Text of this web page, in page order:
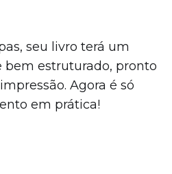
seu livro terá um
bem estruturado, pronto
Agora é só
em prática!